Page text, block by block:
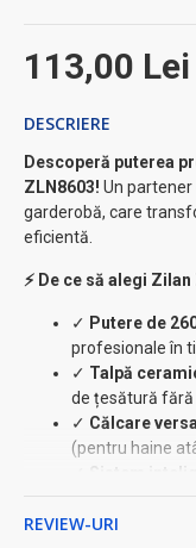
113,00 Lei
DESCRIERE
Descoperă puterea
ZLN8603! Un
garderobă, care
eficientă.
⚡ De ce să alegi
✓ Putere de
profesionale în
✓ Talpă
de țesătură fără
✓ Călcare
(pentru haine
Sistem
✓Autocurățare
REVIEW-URI